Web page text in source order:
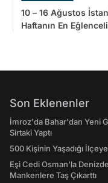
10 – 16 Ağustos
Haftanın En
Son Eklenenler
İmroz'da Bahar'dan Yeni
Sirtaki Yaptı
500 Kişinin Yaşadığı
Eşi Cedi Osman'la
Mankenlere Taş Çıkarttı